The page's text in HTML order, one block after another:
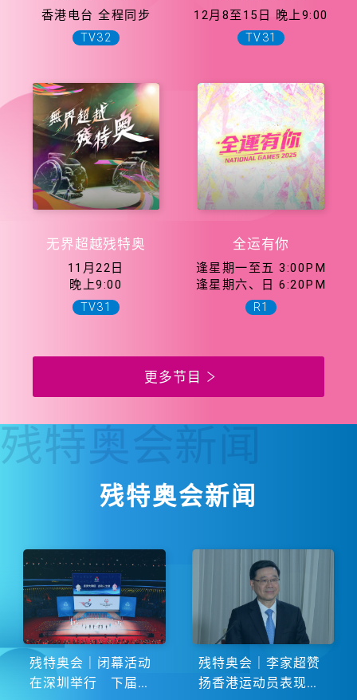
香港电台 全程同步
TV32
12月8至15日 晚上9:00
TV31
无界超越残特奥
11月22日
晚上9:00
TV31
全运有你
逢星期一至五 3:00PM
逢星期六、日 6:20PM
R1
更多节目
残特奥会新闻
残特奥会
残特奥会｜闭幕活动
在深圳举行 下届由
残特奥会｜李家超赞
扬香港运动员表现卓